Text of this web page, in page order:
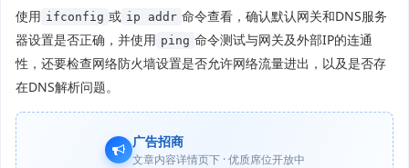
使用 ifconfig 或 ip addr 命令查看，确认默认网关和DNS服务
器设置是否正确，并使用 ping 命令测试与网关及外部IP的连通
性，还要检查网络防火墙设置是否允许网络流量进出，以及是否存
在DNS解析问题。
广告招商
文章内容详情页下 · 优质席位开放中